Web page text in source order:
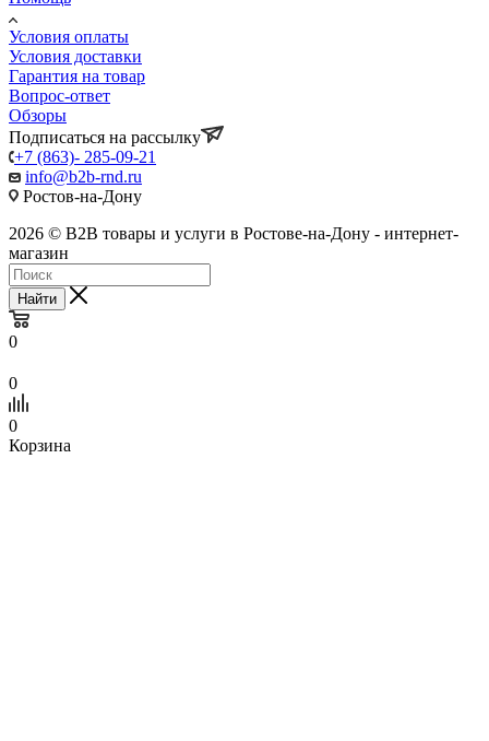
Условия оплаты
Условия доставки
Гарантия на товар
Вопрос-ответ
Обзоры
Подписаться на рассылку
+7 (863)- 285-09-21
info@b2b-rnd.ru
Ростов-на-Дону
2026 © B2B товары и услуги в Ростове-на-Дону - интернет-
магазин
Найти
0
0
0
Корзина